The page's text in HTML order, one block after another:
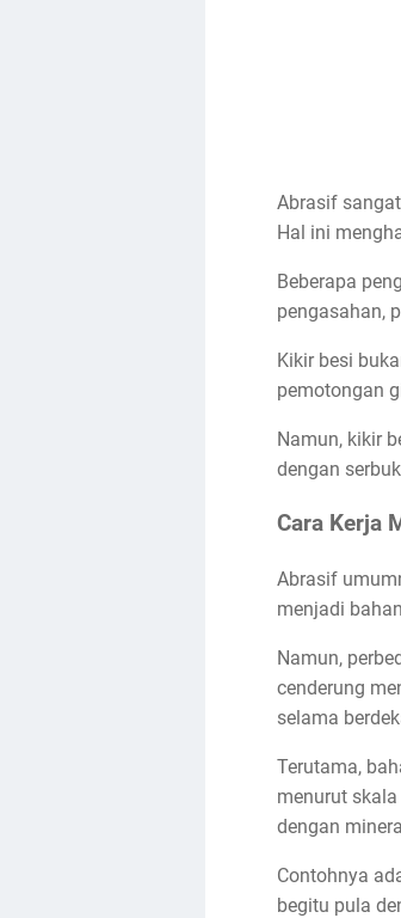
Abrasif
Hal ini
Beberapa
pengasahan,
Kikir besi
pemotongan
Namun, kikir
dengan
Cara Kerja
Abrasif
menjadi
Namun,
cenderung
selama
Terutama,
menurut
dengan
Contohnya
begitu pula